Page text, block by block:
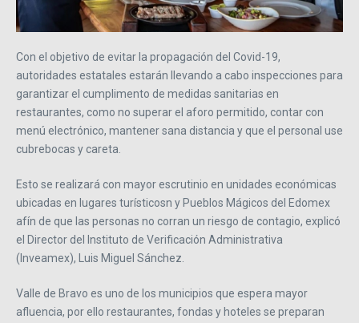
Con el objetivo de evitar la propagación del Covid-19,
autoridades estatales estarán llevando a cabo inspecciones para
garantizar el cumplimento de medidas sanitarias en
restaurantes, como no superar el aforo permitido, contar con
menú electrónico, mantener sana distancia y que el personal use
cubrebocas y careta.
Esto se realizará con mayor escrutinio en unidades económicas
ubicadas en lugares turísticosn y Pueblos Mágicos del Edomex
afín de que las personas no corran un riesgo de contagio, explicó
el Director del Instituto de Verificación Administrativa
(Inveamex), Luis Miguel Sánchez.
Valle de Bravo es uno de los municipios que espera mayor
afluencia, por ello restaurantes, fondas y hoteles se preparan